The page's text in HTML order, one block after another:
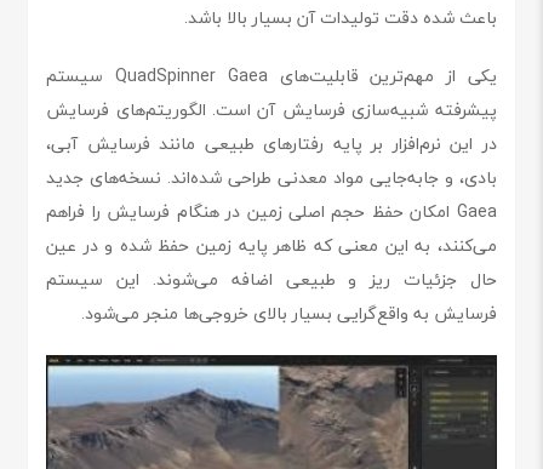
باعث شده دقت تولیدات آن بسیار بالا باشد.
یکی از مهم‌ترین قابلیت‌های QuadSpinner Gaea سیستم
پیشرفته شبیه‌سازی فرسایش آن است. الگوریتم‌های فرسایش
در این نرم‌افزار بر پایه رفتارهای طبیعی مانند فرسایش آبی،
بادی، و جابه‌جایی مواد معدنی طراحی شده‌اند. نسخه‌های جدید
Gaea امکان حفظ حجم اصلی زمین در هنگام فرسایش را فراهم
می‌کنند، به این معنی که ظاهر پایه زمین حفظ شده و در عین
حال جزئیات ریز و طبیعی اضافه می‌شوند. این سیستم
فرسایش به واقع‌گرایی بسیار بالای خروجی‌ها منجر می‌شود.